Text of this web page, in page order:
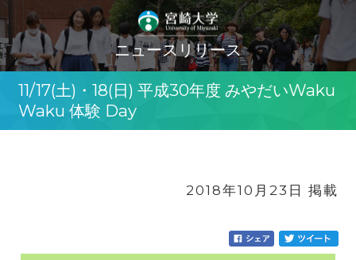
ニュースリリース
11/17(土)・18(日) 平成30年度 みやだいWaku
Waku 体験 Day
2018年10月23日 掲載